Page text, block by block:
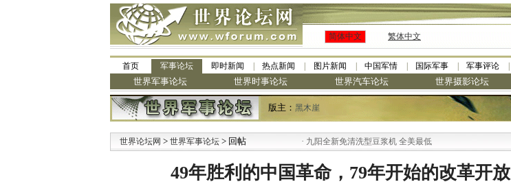
简体中文 繁体中文
首页 军事论坛 即时新闻 热点新闻 图片新闻 中国军情 国际军事 军事评论
世界军事论坛 世界时事论坛 世界汽车论坛 世界摄影论坛
版主： 黑木崖
世界论坛网 > 世界军事论坛 > 回帖 九阳全新免清洗型豆浆机 全美最低
49年胜利的中国革命，79年开始的改革开放